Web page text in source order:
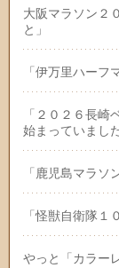
大阪マラソン２
と」
「伊万里ハーフ
「２０２６長
始まっていまし
「鹿児島マラソ
「怪獣自衛隊１
やっと「カラー